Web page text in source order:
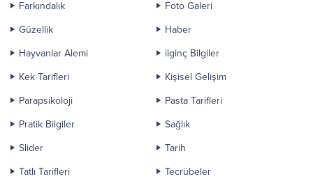
Farkındalık
Foto Galeri
Güzellik
Haber
Hayvanlar Alemi
ilginç Bilgiler
Kek Tarifleri
Kişisel Gelişim
Parapsikoloji
Pasta Tarifleri
Pratik Bilgiler
Sağlık
Slider
Tarih
Tatlı Tarifleri
Tecrübeler